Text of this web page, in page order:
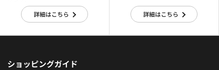
詳細はこちら 詳細はこちら
ショッピングガイド